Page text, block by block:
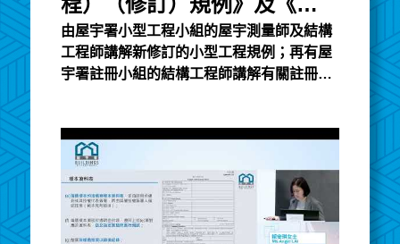
築物條例》註冊制度簡介
（四）
由屋宇署小型工程小組的屋宇測量師及結構
工程師講解新修訂的小型工程規例；再有屋
宇署註冊小組的結構工程師講解有關註冊制
監管機制。小型工程講義註冊講義